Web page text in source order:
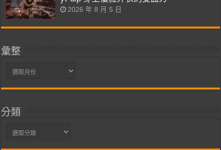
2026 年 8 月 5 日
彙整
彙
分類
分